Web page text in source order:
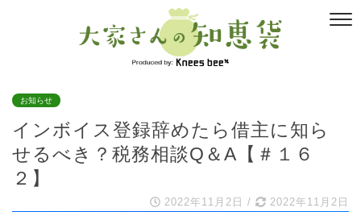
お知らせ
インボイス登録辞めたら借主に知ら
せるべき？税務相談Q＆A【＃１６
２】
2022年11月2日 / 2022年11月2日